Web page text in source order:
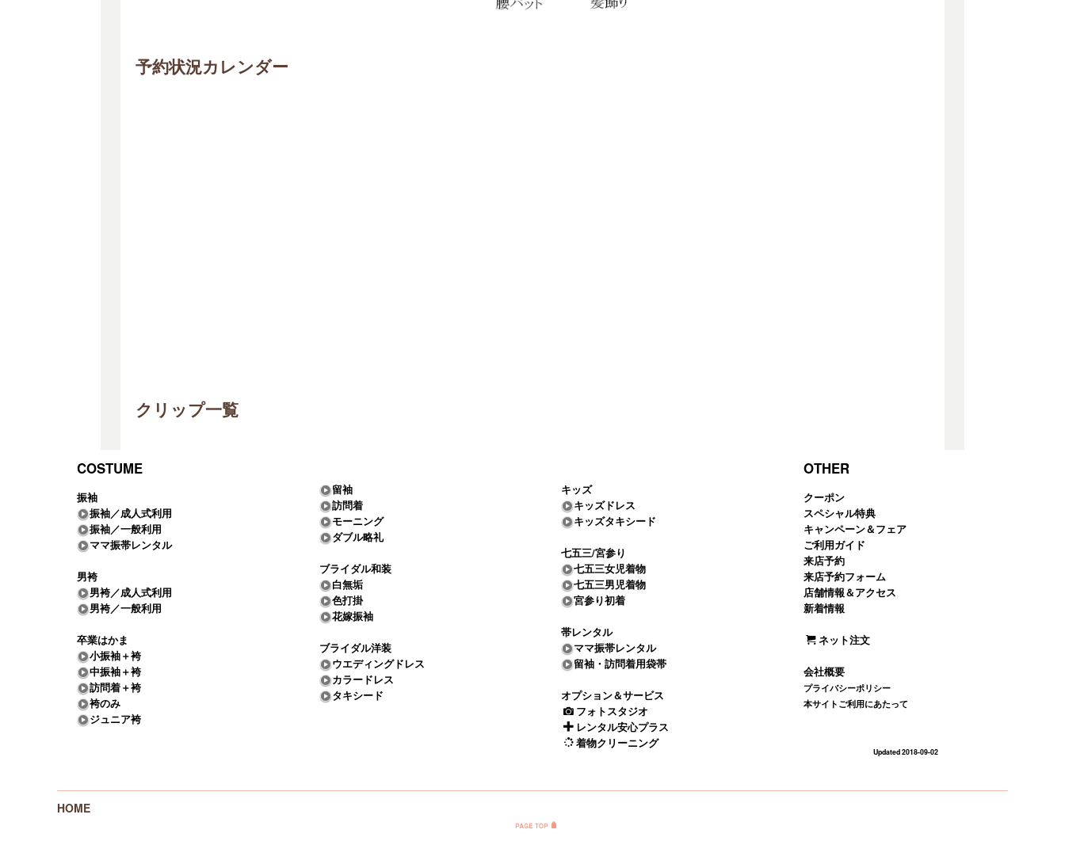
予約状況カレンダー
クリップ一覧
COSTUME
振袖
振袖／成人式利用
振袖／一般利用
ママ振帯レンタル
男袴
男袴／成人式利用
男袴／一般利用
卒業はかま
小振袖＋袴
中振袖＋袴
訪問着＋袴
袴のみ
ジュニア袴
留袖
訪問着
モーニング
ダブル略礼
ブライダル和装
白無垢
色打掛
花嫁振袖
ブライダル洋装
ウエディングドレス
カラードレス
タキシード
キッズ
キッズドレス
キッズタキシード
七五三/宮参り
七五三女児着物
七五三男児着物
宮参り初着
帯レンタル
ママ振帯レンタル
留袖・訪問着用袋帯
オプション＆サービス
フォトスタジオ
レンタル安心プラス
着物クリーニング
OTHER
クーポン
スペシャル特典
キャンペーン＆フェア
ご利用ガイド
来店予約
来店予約フォーム
店舗情報＆アクセス
新着情報
ネット注文
会社概要
プライバシーポリシー
本サイトご利用にあたって
Updated 2018-09-02
HOME